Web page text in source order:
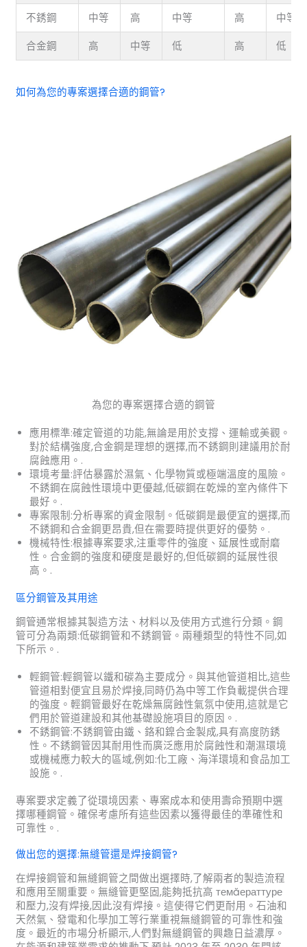
不銹鋼 中等 高 中等 高 中等
合金鋼 高 中等 低 高 低
如何為您的專案選擇合適的鋼管?
為您的專案選擇合適的鋼管
應用標準:確定管道的功能,無論是用於支撐、運輸或美觀。
對於結構強度,合金鋼是理想的選擇,而不銹鋼則建議用於耐
腐蝕應用。.
環境考量:評估暴露於濕氣、化學物質或極端溫度的風險。
不銹鋼在腐蝕性環境中更優越,低碳鋼在乾燥的室內條件下
最好。.
專案限制:分析專案的資金限制。低碳鋼是最便宜的選擇,而
不銹鋼和合金鋼更昂貴,但在需要時提供更好的優勢。.
機械特性:根據專案要求,注重零件的強度、延展性或耐磨
性。合金鋼的強度和硬度是最好的,但低碳鋼的延展性很
高。.
區分鋼管及其用途
鋼管通常根據其製造方法、材料以及使用方式進行分類。鋼
管可分為兩類:低碳鋼管和不銹鋼管。兩種類型的特性不同,如
下所示。.
輕鋼管:輕鋼管以鐵和碳為主要成分。與其他管道相比,這些
管道相對便宜且易於焊接,同時仍為中等工作負載提供合理
的強度。輕鋼管最好在乾燥無腐蝕性氣氛中使用,這就是它
們用於管道建設和其他基礎設施項目的原因。.
不銹鋼管:不銹鋼管由鐵、鉻和鎳合金製成,具有高度防銹
性。不銹鋼管因其耐用性而廣泛應用於腐蝕性和潮濕環境
或機械應力較大的區域,例如:化工廠、海洋環境和食品加工
設施。.
專案要求定義了從環境因素、專案成本和使用壽命預期中選
擇哪種鋼管。確保考慮所有這些因素以獲得最佳的準確性和
可靠性。.
做出您的選擇:無縫管還是焊接鋼管?
在焊接鋼管和無縫鋼管之間做出選擇時,了解兩者的製造流程
和應用至關重要。無縫管更堅固,能夠抵抗高 темăераттуре
和壓力,沒有焊接,因此沒有焊接。這使得它們更耐用。石油和
天然氣、發電和化學加工等行業重視無縫鋼管的可靠性和強
度。最近的市場分析顯示,人們對無縫鋼管的興趣日益濃厚。